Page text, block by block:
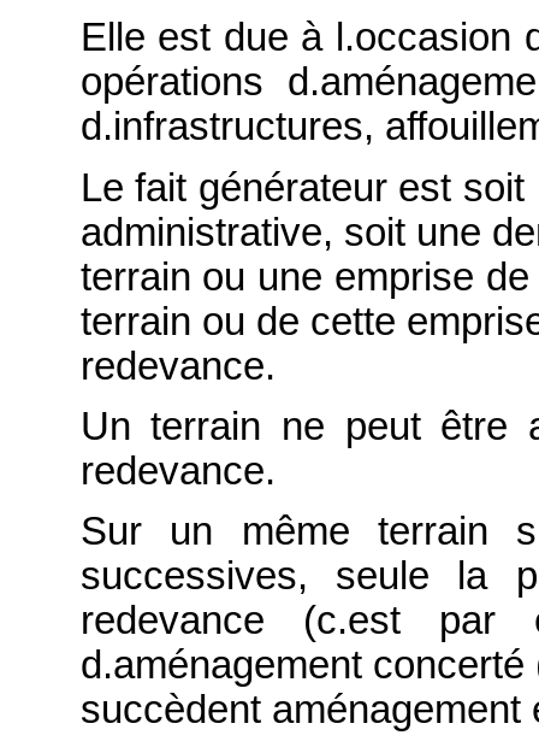
Elle est due à l.occasion
opérations
d.infrastructures,
Le fait générateur est
administrative, soit une
terrain ou une emprise
terrain ou de cette
redevance.
Un terrain ne peut être
redevance.
Sur un même terrain
successives, seule la
redevance (c.est
d.aménagement
succèdent aménagement